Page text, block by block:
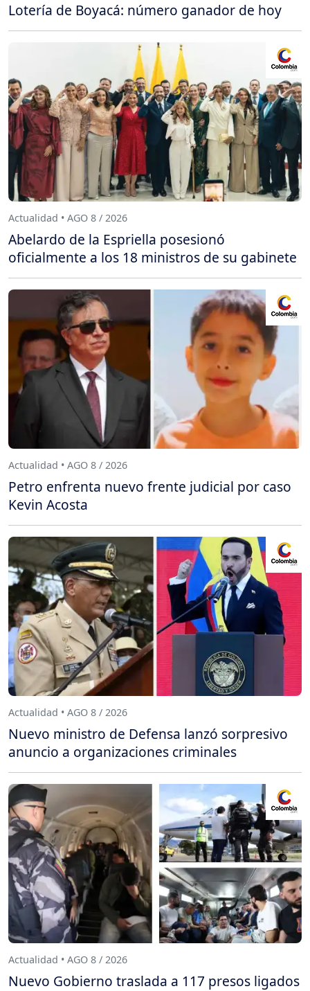
Lotería de Boyacá: número ganador de hoy
Actualidad • AGO 8 / 2026
Abelardo de la Espriella posesionó
oficialmente a los 18 ministros de su gabinete
Actualidad • AGO 8 / 2026
Petro enfrenta nuevo frente judicial por caso
Kevin Acosta
Actualidad • AGO 8 / 2026
Nuevo ministro de Defensa lanzó sorpresivo
anuncio a organizaciones criminales
Actualidad • AGO 8 / 2026
Nuevo Gobierno traslada a 117 presos ligados